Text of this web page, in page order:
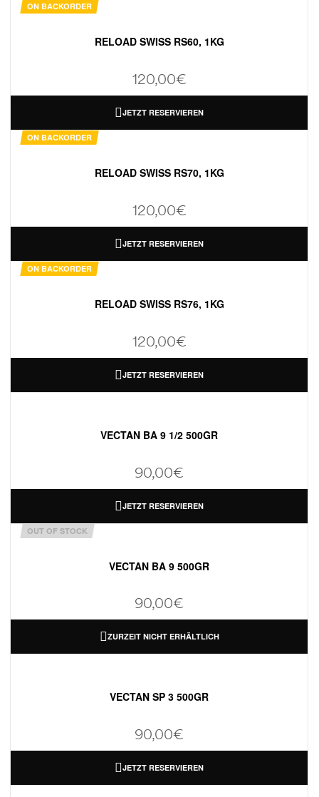
ON BACKORDER
RELOAD SWISS RS60, 1KG
120,00€
JETZT RESERVIEREN
ON BACKORDER
RELOAD SWISS RS70, 1KG
120,00€
JETZT RESERVIEREN
ON BACKORDER
RELOAD SWISS RS76, 1KG
120,00€
JETZT RESERVIEREN
VECTAN BA 9 1/2 500GR
90,00€
JETZT RESERVIEREN
OUT OF STOCK
VECTAN BA 9 500GR
90,00€
ZURZEIT NICHT ERHÄLTLICH
VECTAN SP 3 500GR
90,00€
JETZT RESERVIEREN